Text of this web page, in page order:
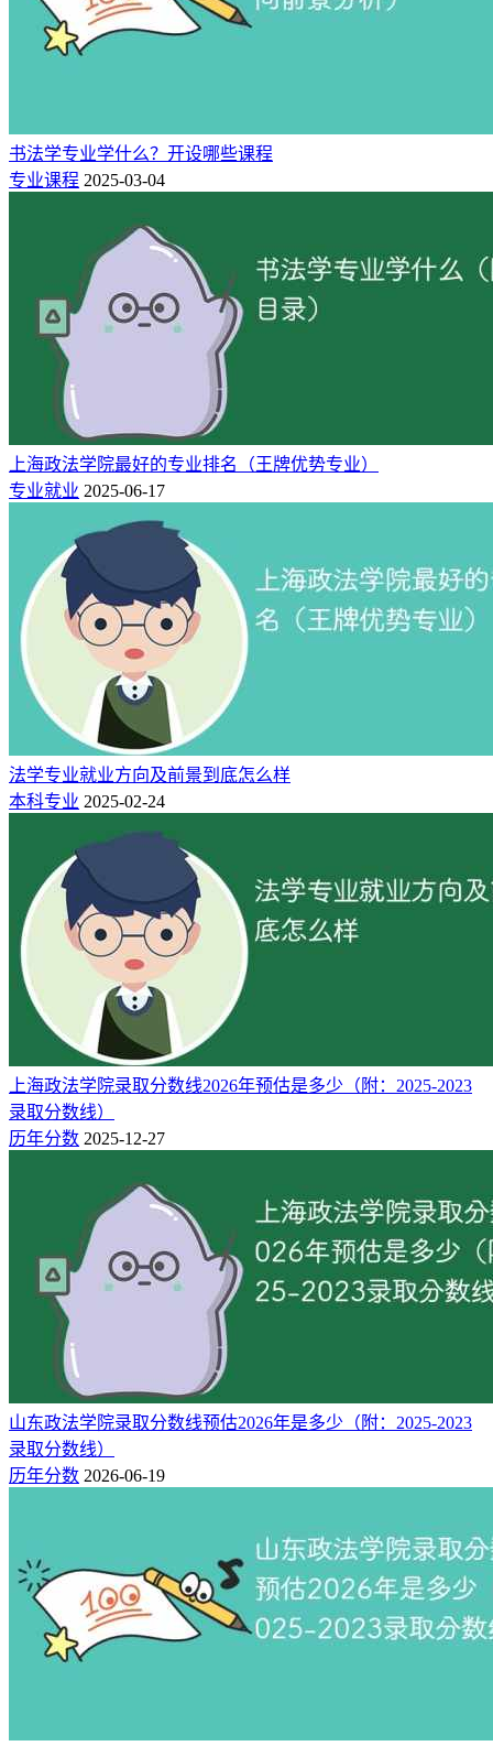
新能源
6%
就业地区分布
北京
19%
上海
18%
深圳
17%
广州
15%
武汉
5%
5%
南京
4%
3%
重庆
2%
法学专业简介：
法学，又称法律学、法律科学，是以法律、法律现象以及其规
律性为研究内容的科学，它是研究与法相关问题的专门学问，
是关于法律问题的知识和理论体系。法学是世界各国高等学校
普遍开设的大类，也是中国大学的十大学科体系之一，包括法
学、政治学、公安学、社会学四个主要组成部分。
法学专业培养目标：
法学专业培养系统掌握法学知识，熟悉我国法律和党的相关政
策，能在国家机关、企事业单位和社会团体、特别是能在立法
机关、行政机关、检察机关、审判机关、仲裁机构和法律服务
机构从事法律工作的高级专门人才。
全国法学专业大学排名（最新院校榜单）
书法学专业学什么？开设哪些课程
专业课程 2025-03-04
上海政法学院最好的专业排名（王牌优势专业）
专业就业 2025-06-17
法学专业就业方向及前景到底怎么样
本科专业 2025-02-24
上海政法学院录取分数线2026年预估是多少（附：2025-2023
录取分数线）
历年分数 2025-12-27
山东政法学院录取分数线预估2026年是多少（附：2025-2023
录取分数线）
历年分数 2026-06-19